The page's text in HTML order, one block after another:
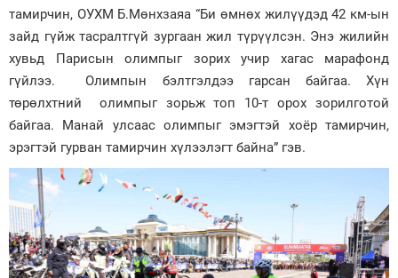
тамирчин, ОУХМ Б.Мөнхзаяа “Би өмнөх жилүүдэд 42 км-ын
зайд гүйж тасралтгүй зургаан жил түрүүлсэн. Энэ жилийн
хувьд Парисын олимпыг зорих учир хагас марафонд
гүйлээ. Олимпын бэлтгэлдээ гарсан байгаа. Хүн
төрөлхтний олимпыг зорьж топ 10-т орох зорилготой
байгаа. Манай улсаас олимпыг эмэгтэй хоёр тамирчин,
эрэгтэй гурван тамирчин хүлээлэгт байна” гэв.